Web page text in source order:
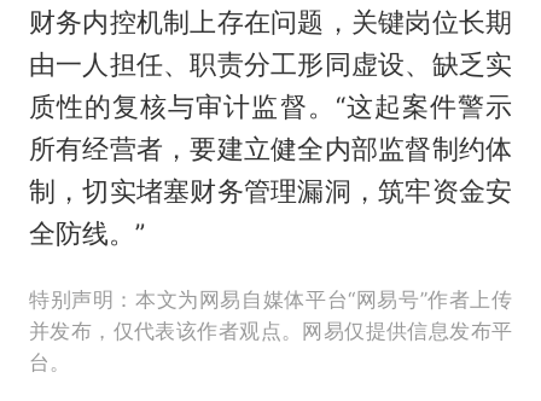
财务内控机制上存在问题，关键岗位长期
由一人担任、职责分工形同虚设、缺乏实
质性的复核与审计监督。“这起案件警示
所有经营者，要建立健全内部监督制约体
制，切实堵塞财务管理漏洞，筑牢资金安
全防线。”
特别声明：本文为网易自媒体平台“网易号”作者上传
并发布，仅代表该作者观点。网易仅提供信息发布平
台。